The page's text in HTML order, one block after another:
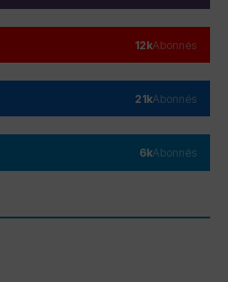
12kAbonnés
21kAbonnés
6kAbonnés